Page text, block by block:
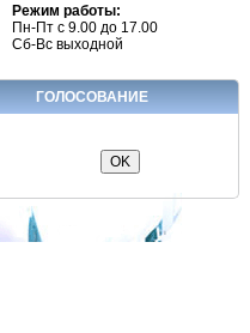
Режим работы:
Пн-Пт с 9.00 до 17.00
Сб-Вс выходной
ГОЛОСОВАНИЕ